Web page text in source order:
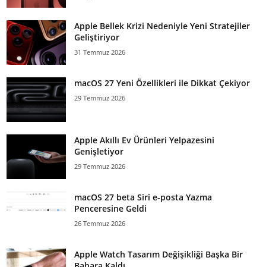
Apple Bellek Krizi Nedeniyle Yeni Stratejiler
Geliştiriyor
31 Temmuz 2026
macOS 27 Yeni Özellikleri ile Dikkat Çekiyor
29 Temmuz 2026
Apple Akıllı Ev Ürünleri Yelpazesini
Genişletiyor
29 Temmuz 2026
macOS 27 beta Siri e-posta Yazma
Penceresine Geldi
26 Temmuz 2026
Apple Watch Tasarım Değişikliği Başka Bir